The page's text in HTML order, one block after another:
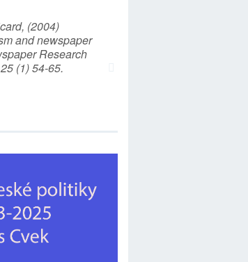
(2004)
and newspaper
Research
(1) 54-65.